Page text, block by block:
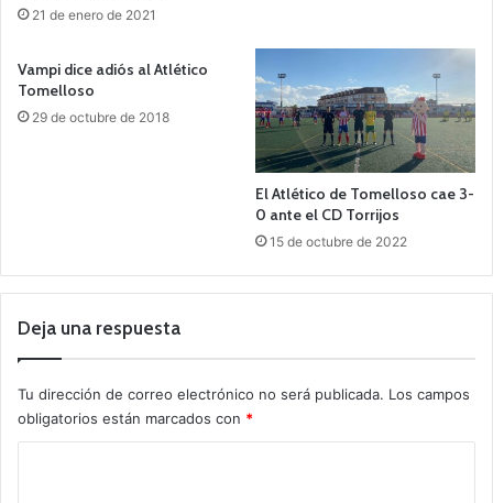
21 de enero de 2021
Vampi dice adiós al Atlético
Tomelloso
29 de octubre de 2018
El Atlético de Tomelloso cae 3-
0 ante el CD Torrijos
15 de octubre de 2022
Deja una respuesta
Tu dirección de correo electrónico no será publicada. Los campos
obligatorios están marcados con *